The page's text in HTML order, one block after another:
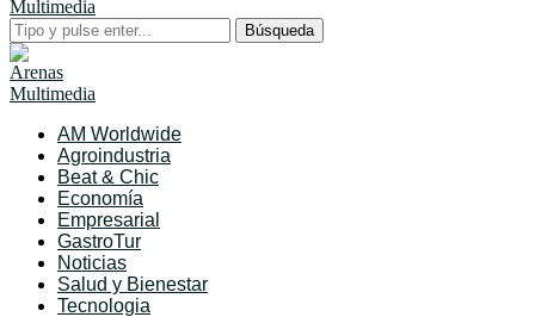
Búsqueda
AM Worldwide
Agroindustria
Beat & Chic
Economía
Empresarial
GastroTur
Noticias
Salud y Bienestar
Tecnologia